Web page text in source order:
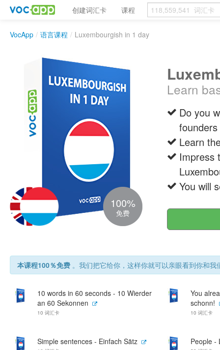
创建词汇卡 课程
VocApp / 语言课程 / Luxembourgish in 1 day
100%
免费
Learn
Do you
Learn
Impress
You will
本课程100％免费 。我们把它给你，这样你就可以亲眼看到你和我
10 words in 60 seconds - 10 Wierder
an 60 Sekonnen
10 词汇卡
You
schonn!
10 词汇卡
Simple sentences - Einfach Sätz People -